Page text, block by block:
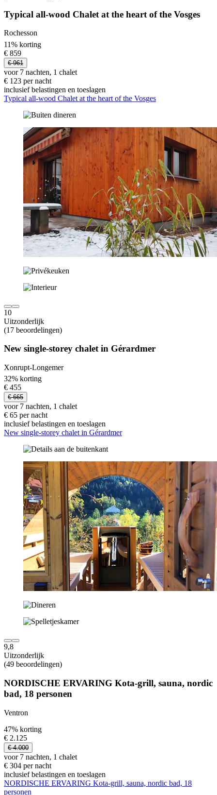
Typical all-wood Chalet at the heart of the Vosges
Rochesson
11% korting
€ 859
€ 961
voor 7 nachten, 1 chalet
€ 123 per nacht
inclusief belastingen en toeslagen
Typical all-wood Chalet at the heart of the Vosges
10
Uitzonderlijk
(17 beoordelingen)
New single-storey chalet in Gérardmer
Xonrupt-Longemer
32% korting
€ 455
€ 665
voor 7 nachten, 1 chalet
€ 65 per nacht
inclusief belastingen en toeslagen
New single-storey chalet in Gérardmer
9,8
Uitzonderlijk
(49 beoordelingen)
NORDISCHE ERVARING Kota-grill, sauna, nordic
bad, 18 personen
Ventron
47% korting
€ 2.125
€ 4.000
voor 7 nachten, 1 chalet
€ 304 per nacht
inclusief belastingen en toeslagen
NORDISCHE ERVARING Kota-grill, sauna, nordic bad, 18
personen